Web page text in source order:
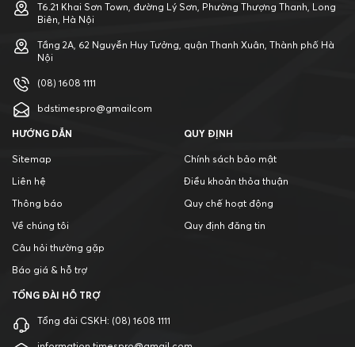
T6.21 Khai Sơn Town, đường Lý Sơn, Phường Thượng Thanh, Long
Biên, Hà Nội
Tầng 2A, 62 Nguyễn Huy Tưởng, quận Thanh Xuân, Thành phố Hà
Nội
(08) 1608 1111
bdstimespro@gmailcom
HƯỚNG DẪN
Sitemap
Liên hệ
Thông báo
Về chúng tôi
Câu hỏi thường gặp
Báo giá & hỗ trợ
QUY ĐỊNH
Chính sách bảo mật
Điều khoản thỏa thuận
Quy chế hoạt động
Quy định đăng tin
TỔNG ĐÀI HỖ TRỢ
Tổng đài CSKH: (08) 1608 1111